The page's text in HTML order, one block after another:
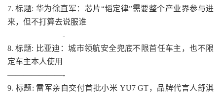
7. 标题: 华为徐直军：芯片“韬定律”需要整个产业界参与进
来，但不打算去说服谁
———————-
8. 标题: 比亚迪：城市领航安全兜底不限首任车主，也不限
定车主本人使用
———————-
9. 标题: 雷军亲自交付首批小米 YU7 GT，品牌代言人舒淇